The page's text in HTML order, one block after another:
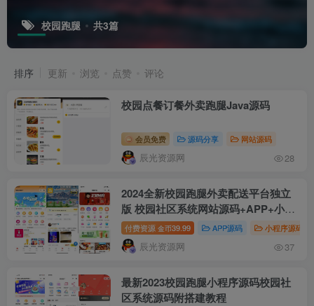
校园跑腿 共3篇
排序 更新 浏览 点赞 评论
校园点餐订餐外卖跑腿Java源码
会员免费 源码分享 网站源码
辰光资源网 28
2024全新校园跑腿外卖配送平台独立
版 校园社区系统网站源码+APP+小程
序前端全套源码
付费资源 金币39.99 APP源码 小程序源码
辰光资源网 37
最新2023校园跑腿小程序源码校园社
区系统源码附搭建教程